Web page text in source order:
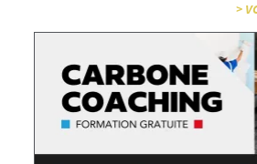
>